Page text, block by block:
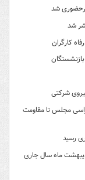
شد
شد
کارگران
شرکتی
مجلس تا مقاومت
رسید
در اردیبهشت ماه سال جاری